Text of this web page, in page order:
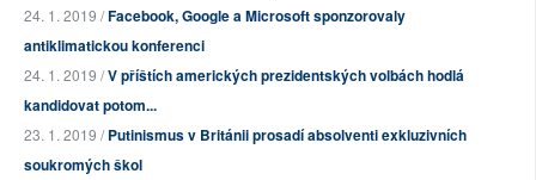
24. 1. 2019 /Facebook, Google a Microsoft sponzorovaly
antiklimatickou konferenci
24. 1. 2019 /V příštích amerických prezidentských volbách hodlá
kandidovat potom...
23. 1. 2019 /Putinismus v Británii prosadí absolventi exkluzivních
soukromých škol